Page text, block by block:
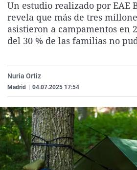
Un estudio realizado por EAE
revela que más de tres
asistieron a campamentos en
del 30 % de las familias no
Nuria Ortiz
Madrid 04.07.2025 17:54